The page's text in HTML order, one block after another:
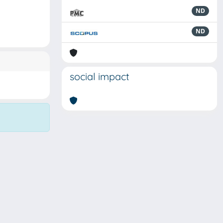
ND
ND
social impact